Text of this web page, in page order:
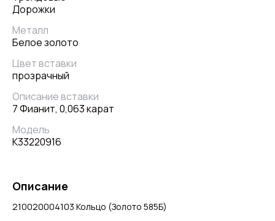
Дорожки
Металл
Белое золото
Цвет вставки
прозрачный
Описание вставки
7 Фианит, 0,063 карат
Модель
К33220916
Описание
210020004103 Кольцо (Золото 585Б)